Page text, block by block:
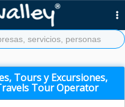
Tours y Excursiones,
Tour Operator